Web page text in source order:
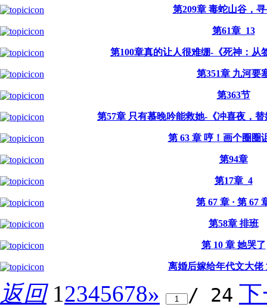
第209章 毒蛇山谷，
第61章_13
第100章真的让人很难绷-《死神：从
第351章 九河要
第363节
第57章 只有慕晚吟能救她-《冲喜夜，
第 63 章 哼！画个圈圈
第94章
第17章_4
第 67 章 · 第 67
第58章 排班
第 10 章 她哭了
离婚后嫁给年代文大佬
返回 12345678» / 24